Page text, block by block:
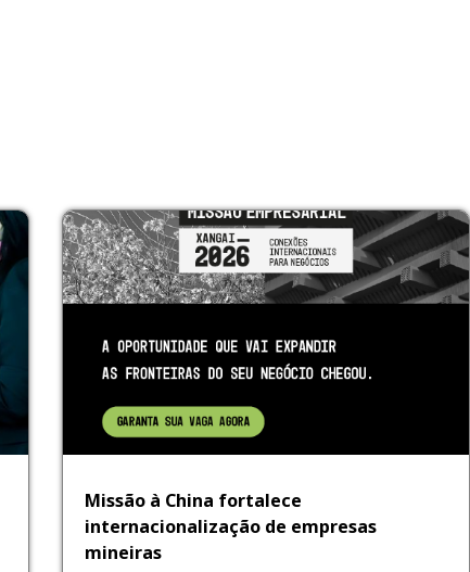
Missão à China fortalece
internacionalização de empresas
mineiras